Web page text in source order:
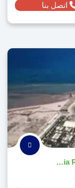
اتصل بنا
قرية سيكويا البحر الأحمر الغردقة - Sequoia Red Sea